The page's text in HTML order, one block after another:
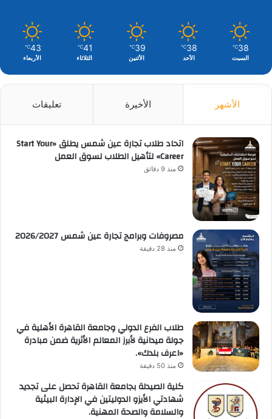
38
℃
السبت
38
℃
الأحد
39
℃
الأثنين
41
℃
الثلاثاء
43
℃
الأربعاء
الأشهر الأخيرة تعليقات
اتحاد طلاب تجارة عين شمس يطلق «Start Your
Career» لتأهيل الطلاب لسوق العمل
منذ 9 دقائق
مصروفات وبرامج تجارة عين شمس 2026/2027
منذ 28 دقيقة
طلاب الفرع الدولي وجامعة القاهرة الأهلية في
جولة ميدانية لأبرز المعالم الأثرية ضمن مبادرة
«اعرف بلدك».
منذ 50 دقيقة
كلية الصيدلة بجامعة القاهرة تحصل على تجديد
شهادتي الأيزو الدوليتين في الإدارة البيئية
والسلامة والصحة المهنية.